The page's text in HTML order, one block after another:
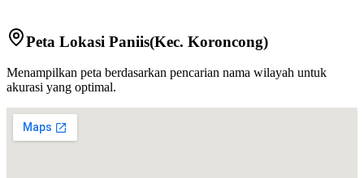
Peta Lokasi Paniis(Kec. Koroncong)
Menampilkan peta berdasarkan pencarian nama wilayah untuk
akurasi yang optimal.